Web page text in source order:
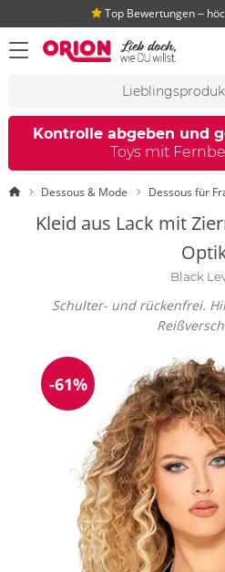
Top Bewertungen ‒
Menü öffnen
Kontrolle abgeben und
Toys mit
StartseiteDessous & Mode Dessous für
Kleid aus Lack mit
Black
Schulter- und rückenfrei.
Reduzierung
-61%